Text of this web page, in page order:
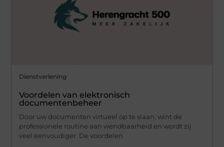
Dienstverlening
Voordelen van elektronisch
documentenbeheer
Door uw documenten virtueel op te slaan, wint de
professionele routine aan wendbaarheid en wordt zij
veel eenvoudiger. De voordelen